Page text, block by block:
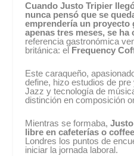
Cuando Justo Tripier
nunca pensó que se
emprendería un proyecto
apenas tres meses, se
referencia gastronómica
británica: el Frequency
Este caraqueño,
define, hizo estudios de
Jazz y tecnología de
distinción en composición
Mientras se formaba,
libre en cafeterías o
Londres los puntos de
iniciar la jornada laboral.